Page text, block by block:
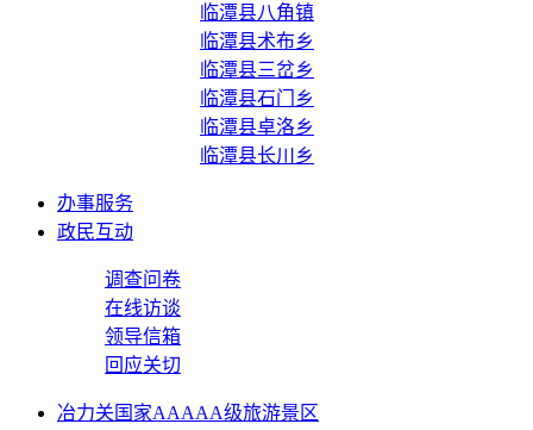
临潭县八角镇
临潭县术布乡
临潭县三岔乡
临潭县石门乡
临潭县卓洛乡
临潭县长川乡
办事服务
政民互动
调查问卷
在线访谈
领导信箱
回应关切
冶力关国家AAAAA级旅游景区